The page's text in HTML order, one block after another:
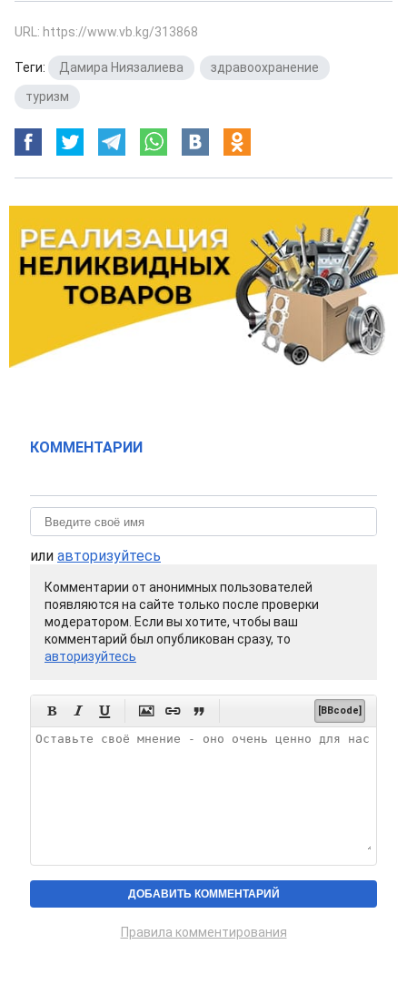
URL: https://www.vb.kg/313868
Теги: Дамира Ниязалиева здравоохранение
туризм
КОММЕНТАРИИ
или авторизуйтесь
Комментарии от анонимных пользователей
появляются на сайте только после проверки
модератором. Если вы хотите, чтобы ваш
комментарий был опубликован сразу, то
авторизуйтесь
      [BBcode]
Правила комментирования